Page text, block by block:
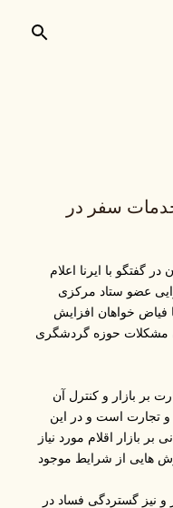
بر خدمات سفر در
گفتگو با ایرنا اعلام
و نهاد اجرایی عضو ستاد مرکزی
خواهان افزایش
مشکلات حوزه گردشگری
بر بازار و کنترل آن
تجارت است و در این
بازار اقلام مورد نیاز
هایی از شرایط موجود
نیز گستردگی فساد در